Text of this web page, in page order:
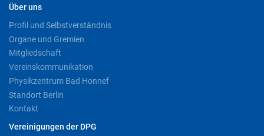
Über uns
Profil und Selbstverständnis
Organe und Gremien
Mitgliedschaft
Vereinskommunikation
Physikzentrum Bad Honnef
Standort Berlin
Kontakt
Vereinigungen der DPG